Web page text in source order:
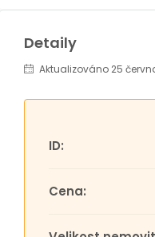
Detaily
Aktualizováno 25
ID:
Cena: